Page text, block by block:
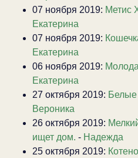
07 ноября 2019: Метис
Екатерина
07 ноября 2019:
Екатерина
06 ноября 2019:
Екатерина
27 октября 2019: Белые
Вероника
26 октября 2019:
ищет дом. - Надежда
25 октября 2019: